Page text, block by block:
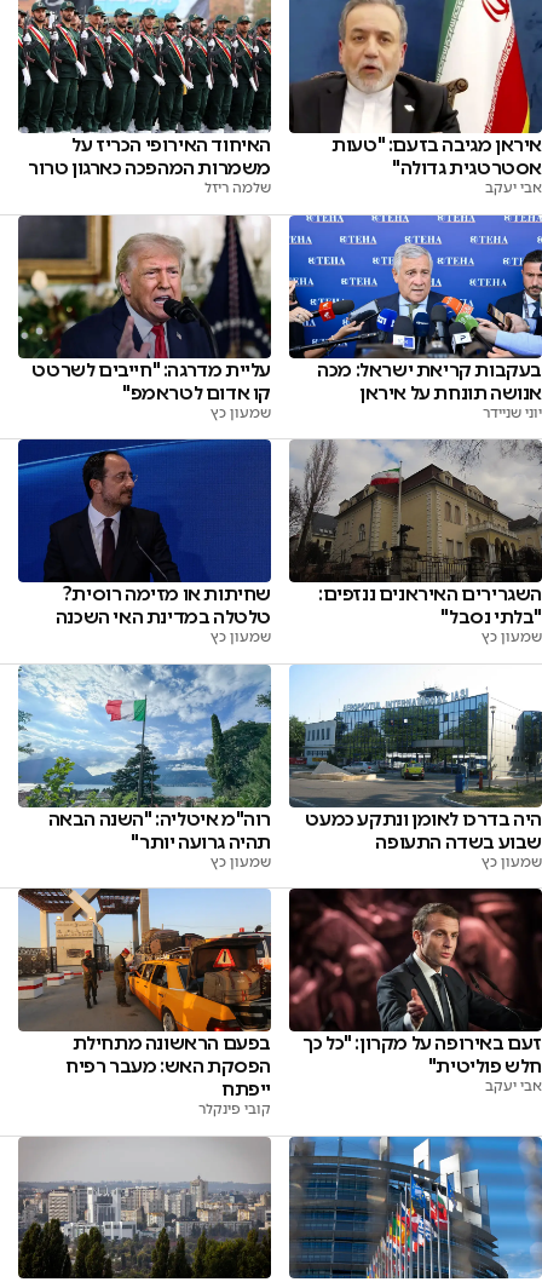
איראן מגיבה בזעם: "טעות
אסטרטגית גדולה"
אבי יעקב
האיחוד האירופי הכריז על
משמרות המהפכה כארגון טרור
שלמה ריזל
בעקבות קריאת ישראל: מכה
אנושה תונחת על איראן
יוני שניידר
עליית מדרגה: "חייבים לשרטט
קו אדום לטראמפ"
שמעון כץ
השגרירים האיראנים ננזפים:
"בלתי נסבל"
שמעון כץ
שחיתות או מזימה רוסית?
טלטלה במדינת האי השכנה
שמעון כץ
היה בדרכו לאומן ונתקע כמעט
שבוע בשדה התעופה
שמעון כץ
רוה"מ איטליה: "השנה הבאה
תהיה גרועה יותר"
שמעון כץ
זעם באירופה על מקרון: "כל כך
חלש פוליטית"
אבי יעקב
בפעם הראשונה מתחילת
הפסקת האש: מעבר רפיח
ייפתח
קובי פינקלר